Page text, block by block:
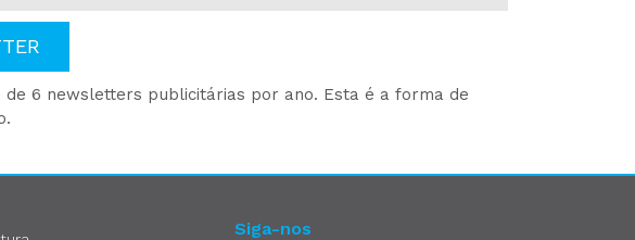
6 newsletters publicitárias por ano. Esta é a forma de
Siga-nos